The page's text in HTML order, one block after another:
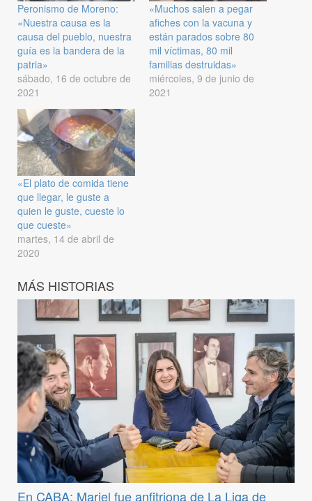
Peronismo de Moreno:
«Nuestra causa es la
causa del pueblo, nuestra
guía es la bandera de la
patria»
sábado, 16 de octubre de
2021
«Muchos salen a pegar
afiches con la vacuna y
están parados sobre 80
mil víctimas, 80 mil
familias destruidas»
miércoles, 9 de junio de
2021
«El plato de comida tiene
que llegar, le guste a
quien le guste, cueste lo
que cueste»
martes, 14 de abril de
2020
MÁS HISTORIAS
En CABA: Mariel fue anfitriona de La Liga de